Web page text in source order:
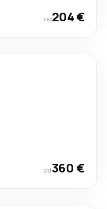
od204 €
od360 €